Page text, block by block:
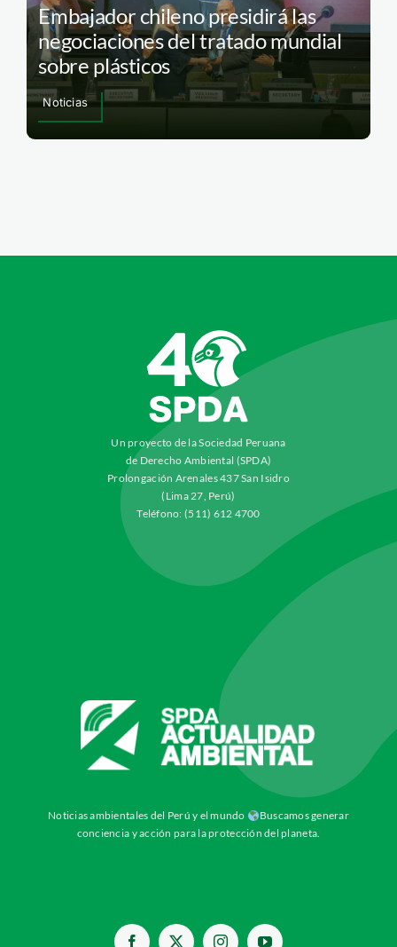
Embajador chileno presidirá las
negociaciones del tratado mundial
sobre plásticos
Noticias
Un proyecto de la Sociedad Peruana
de Derecho Ambiental (SPDA)
Prolongación Arenales 437 San Isidro
(Lima 27, Perú)
Teléfono: (511) 612 4700
Noticias ambientales del Perú y el mundo
Buscamos generar
conciencia y acción para la protección del planeta.